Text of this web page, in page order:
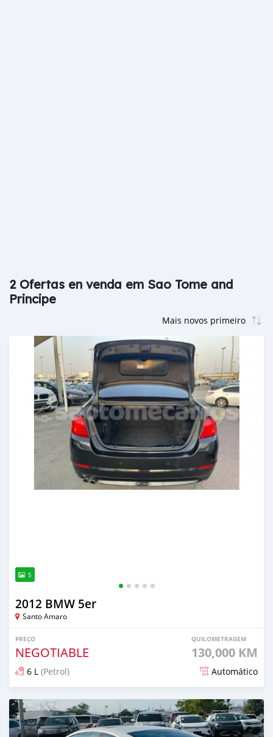
2 Ofertas en venda em Sao Tome and
Principe
5
2012 BMW 5er
Santo Amaro
PREÇO
NEGOTIABLE
QUILOMETRAGEM
130,000 KM
6 L (Petrol) Automático
Publicado aproximadamente 2 anos atrás